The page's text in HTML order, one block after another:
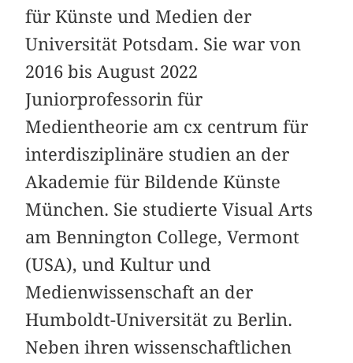
für Künste und Medien der
Universität Potsdam. Sie war von
2016 bis August 2022
Juniorprofessorin für
Medientheorie am cx centrum für
interdisziplinäre studien an der
Akademie für Bildende Künste
München. Sie studierte Visual Arts
am Bennington College, Vermont
(USA), und Kultur und
Medienwissenschaft an der
Humboldt-Universität zu Berlin.
Neben ihren wissenschaftlichen